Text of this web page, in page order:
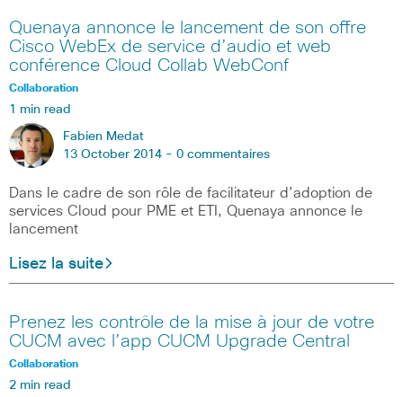
Quenaya annonce le lancement de son offre
Cisco WebEx de service d’audio et web
conférence Cloud Collab WebConf
Collaboration
1 min read
Fabien Medat
13 October 2014 - 0 commentaires
Dans le cadre de son rôle de facilitateur d’adoption de
services Cloud pour PME et ETI, Quenaya annonce le
lancement
Lisez la suite
Prenez les contrôle de la mise à jour de votre
CUCM avec l’app CUCM Upgrade Central
Collaboration
2 min read